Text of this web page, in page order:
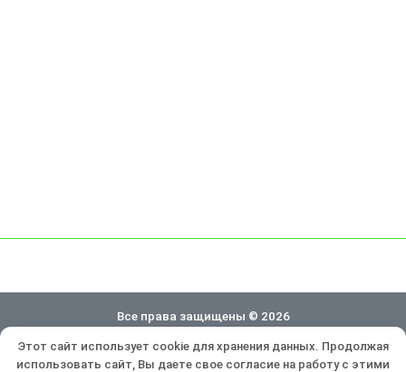
Все права защищены © 2026
Политика конфиденциальности
Этот сайт использует cookie для хранения данных. Продолжая
использовать сайт, Вы даете свое согласие на работу с этими